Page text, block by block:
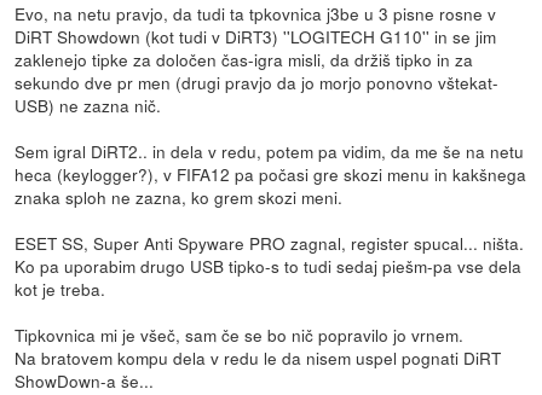
Evo, na netu pravjo, da tudi ta tpkovnica j3be u 3 pisne rosne v
DiRT Showdown (kot tudi v DiRT3) ''LOGITECH G110'' in se jim
zaklenejo tipke za določen čas-igra misli, da držiš tipko in za
sekundo dve pr men (drugi pravjo da jo morjo ponovno vštekat-
USB) ne zazna nič.
Sem igral DiRT2.. in dela v redu, potem pa vidim, da me še na netu
heca (keylogger?), v FIFA12 pa počasi gre skozi menu in kakšnega
znaka sploh ne zazna, ko grem skozi meni.
ESET SS, Super Anti Spyware PRO zagnal, register spucal... ništa.
Ko pa uporabim drugo USB tipko-s to tudi sedaj piešm-pa vse dela
kot je treba.
Tipkovnica mi je všeč, sam če se bo nič popravilo jo vrnem.
Na bratovem kompu dela v redu le da nisem uspel pognati DiRT
ShowDown-a še...